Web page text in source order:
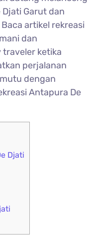
Garut dan
artikel rekreasi
dan
ketika
perjalanan
dengan
Antapura De
Djati